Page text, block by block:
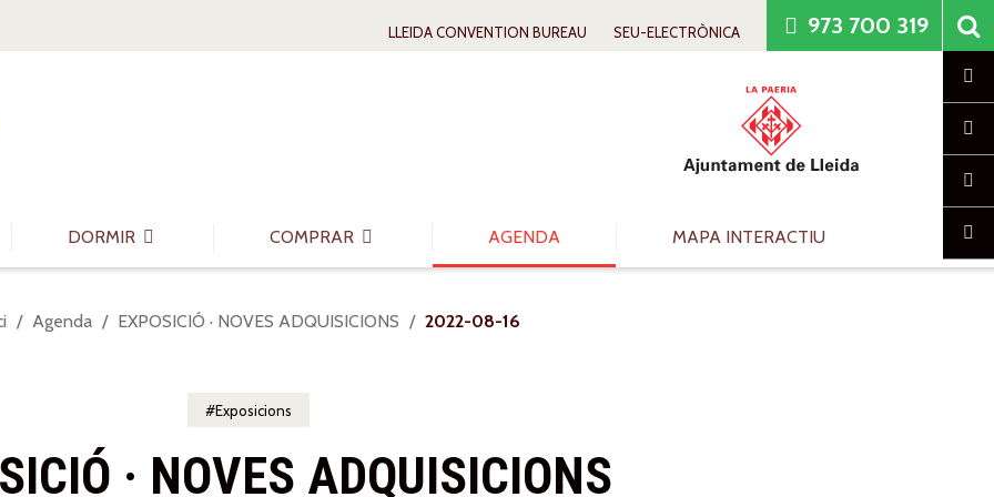
LLEIDA CONVENTION BUREAU SEU-ELECTRÒNICA 973 700 319
DORMIR COMPRAR AGENDA MAPA INTERACTIU
Agenda EXPOSICIÓ · NOVES ADQUISICIONS 2022-08-16
Exposicions
· NOVES ADQUISICIONS